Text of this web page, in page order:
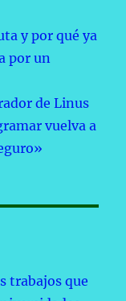
y por qué ya
por un
de Linus
vuelva a
trabajos que